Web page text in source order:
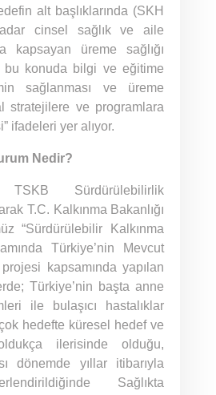
alt başlıklarında (SKH
cinsel sağlık ve aile
kapsayan üreme sağlığı
bu konuda bilgi ve eğitime
sağlanması ve üreme
stratejilere ve programlara
ifadeleri yer alıyor.
Nedir?
Sürdürülebilirlik
T.C. Kalkınma Bakanlığı
“Sürdürülebilir Kalkınma
Türkiye’nin Mevcut
kapsamında yapılan
Türkiye’nin başta anne
ile bulaşıcı hastalıklar
hedefte küresel hedef ve
ilerisinde olduğu,
dönemde yıllar itibarıyla
Sağlıkta